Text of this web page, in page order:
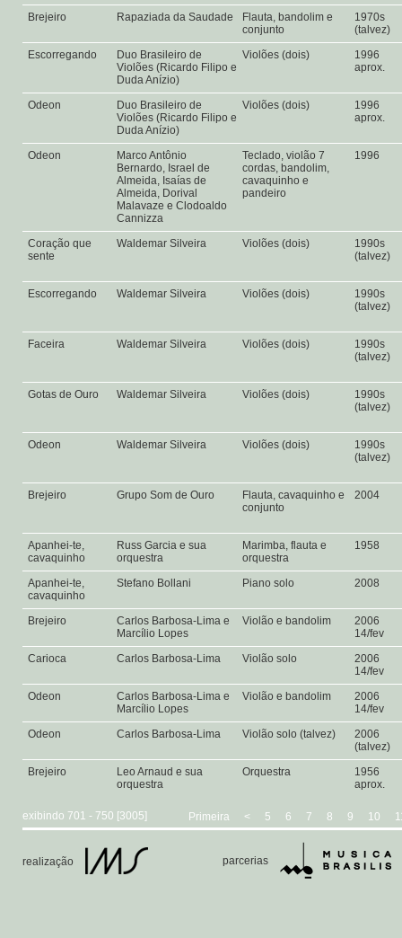
Brejeiro Rapaziada da Saudade
Flauta, bandolim e
conjunto
1970s
(talvez)
Escorregando
Duo Brasileiro de
Violões (Ricardo Filipo e
Duda Anízio)
Violões (dois)
1996
aprox.
Odeon
Duo Brasileiro de
Violões (Ricardo Filipo e
Duda Anízio)
Violões (dois)
1996
aprox.
Odeon
Marco Antônio
Bernardo, Israel de
Almeida, Isaías de
Almeida, Dorival
Malavaze e Clodoaldo
Cannizza
Teclado, violão 7
cordas, bandolim,
cavaquinho e
pandeiro
1996
Coração que
sente
Waldemar Silveira Violões (dois)
1990s
(talvez)
Escorregando Waldemar Silveira Violões (dois)
1990s
(talvez)
Faceira Waldemar Silveira Violões (dois)
1990s
(talvez)
Gotas de Ouro Waldemar Silveira Violões (dois)
1990s
(talvez)
Odeon Waldemar Silveira Violões (dois)
1990s
(talvez)
Brejeiro Grupo Som de Ouro
Flauta, cavaquinho e
conjunto
2004
Apanhei-te,
cavaquinho
Russ Garcia e sua
orquestra
Marimba, flauta e
orquestra
1958
Apanhei-te,
cavaquinho
Stefano Bollani Piano solo 2008
Brejeiro
Carlos Barbosa-Lima e
Marcílio Lopes
Violão e bandolim
2006
14/fev
Carioca
Carlos Barbosa-Lima Violão solo
2006
14/fev
Odeon
Carlos Barbosa-Lima e
Marcílio Lopes
Violão e bandolim
2006
14/fev
Odeon
Carlos Barbosa-Lima Violão solo (talvez)
2006
(talvez)
Brejeiro
Leo Arnaud e sua
orquestra
Orquestra
1956
aprox.
exibindo 701 - 750 [3005] Primeira < 5 6 7 8 9 10
realização parcerias